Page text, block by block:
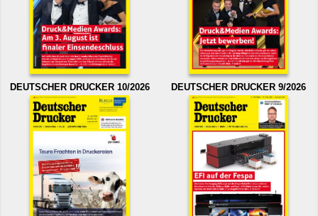
DEUTSCHER DRUCKER 10/2026 DEUTSCHER DRUCKER 9/2026